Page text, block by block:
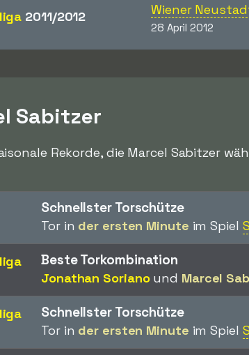
2011/2012 Wiener
28 April 2012
Sabitzer
Rekorde, die Marcel Sabitzer
Schnellster Torschütze
Tor in der ersten Minute im Spiel
Beste Torkombination
Jonathan Sorianound Marcel
Schnellster Torschütze
Tor in der ersten Minute im Spiel